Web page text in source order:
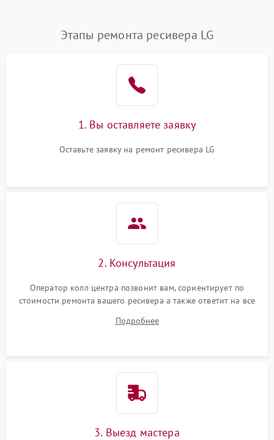
Этапы ремонта ресивера LG
1. Вы оставляете заявку
Оставьте заявку на ремонт ресивера LG
2. Консультация
Оператор колл центра позвонит вам, сориентирует по
стоимости ремонта вашего ресивера а также ответит на все
Подробнее
3. Выезд мастера